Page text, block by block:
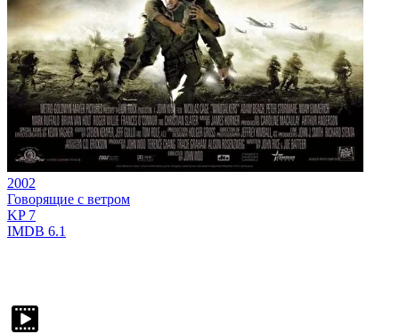
2002
Говорящие с ветром
KP7
IMDB 6.1